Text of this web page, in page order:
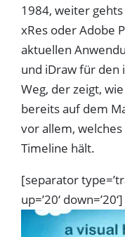
1984, weiter
xRes oder Adobe
aktuellen
und iDraw für den
Weg, der zeigt,
bereits auf dem
vor allem,
Timeline hält.
[separator
up=’20‘ down=’20‘]